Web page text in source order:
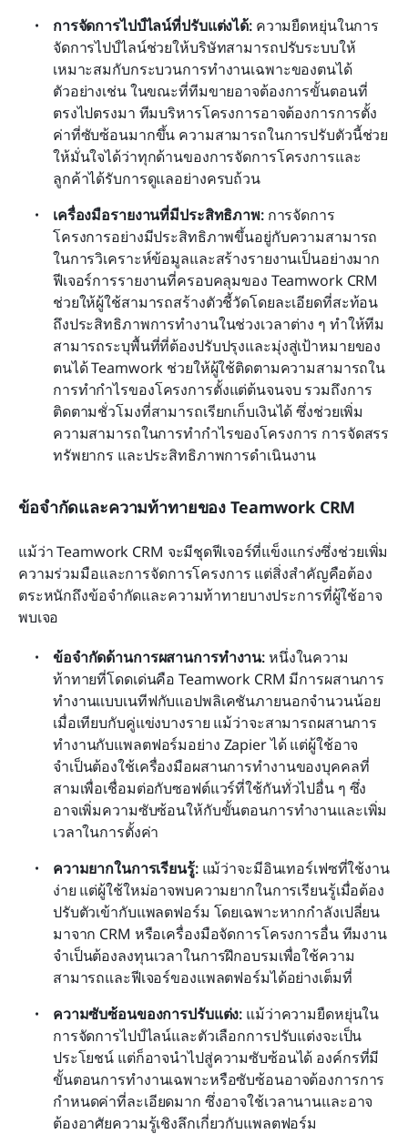
การจัดการไปป์ไลน์ที่ปรับแต่งได้: ความยืดหยุ่นในการ
จัดการไปป์ไลน์ช่วยให้บริษัทสามารถปรับระบบให้
เหมาะสมกับกระบวนการทำงานเฉพาะของตนได้
ตัวอย่างเช่น ในขณะที่ทีมขายอาจต้องการขั้นตอนที่
ตรงไปตรงมา ทีมบริหารโครงการอาจต้องการการตั้ง
ค่าที่ซับซ้อนมากขึ้น ความสามารถในการปรับตัวนี้ช่วย
ให้มั่นใจได้ว่าทุกด้านของการจัดการโครงการและ
ลูกค้าได้รับการดูแลอย่างครบถ้วน
เครื่องมือรายงานที่มีประสิทธิภาพ: การจัดการ
โครงการอย่างมีประสิทธิภาพขึ้นอยู่กับความสามารถ
ในการวิเคราะห์ข้อมูลและสร้างรายงานเป็นอย่างมาก
ฟีเจอร์การรายงานที่ครอบคลุมของ Teamwork CRM
ช่วยให้ผู้ใช้สามารถสร้างตัวชี้วัดโดยละเอียดที่สะท้อน
ถึงประสิทธิภาพการทำงานในช่วงเวลาต่าง ๆ ทำให้ทีม
สามารถระบุพื้นที่ที่ต้องปรับปรุงและมุ่งสู่เป้าหมายของ
ตนได้ Teamwork ช่วยให้ผู้ใช้ติดตามความสามารถใน
การทำกำไรของโครงการตั้งแต่ต้นจนจบ รวมถึงการ
ติดตามชั่วโมงที่สามารถเรียกเก็บเงินได้ ซึ่งช่วยเพิ่ม
ความสามารถในการทำกำไรของโครงการ การจัดสรร
ทรัพยากร และประสิทธิภาพการดำเนินงาน
ข้อจำกัดและความท้าทายของ Teamwork CRM
แม้ว่า Teamwork CRM จะมีชุดฟีเจอร์ที่แข็งแกร่งซึ่งช่วยเพิ่ม
ความร่วมมือและการจัดการโครงการ แต่สิ่งสำคัญคือต้อง
ตระหนักถึงข้อจำกัดและความท้าทายบางประการที่ผู้ใช้อาจ
พบเจอ
ข้อจำกัดด้านการผสานการทำงาน: หนึ่งในความ
ท้าทายที่โดดเด่นคือ Teamwork CRM มีการผสานการ
ทำงานแบบเนทีฟกับแอปพลิเคชันภายนอกจำนวนน้อย
เมื่อเทียบกับคู่แข่งบางราย แม้ว่าจะสามารถผสานการ
ทำงานกับแพลตฟอร์มอย่าง Zapier ได้ แต่ผู้ใช้อาจ
จำเป็นต้องใช้เครื่องมือผสานการทำงานของบุคคลที่
สามเพื่อเชื่อมต่อกับซอฟต์แวร์ที่ใช้กันทั่วไปอื่น ๆ ซึ่ง
อาจเพิ่มความซับซ้อนให้กับขั้นตอนการทำงานและเพิ่ม
เวลาในการตั้งค่า
ความยากในการเรียนรู้: แม้ว่าจะมีอินเทอร์เฟซที่ใช้งาน
ง่าย แต่ผู้ใช้ใหม่อาจพบความยากในการเรียนรู้เมื่อต้อง
ปรับตัวเข้ากับแพลตฟอร์ม โดยเฉพาะหากกำลังเปลี่ยน
มาจาก CRM หรือเครื่องมือจัดการโครงการอื่น ทีมงาน
จำเป็นต้องลงทุนเวลาในการฝึกอบรมเพื่อใช้ความ
สามารถและฟีเจอร์ของแพลตฟอร์มได้อย่างเต็มที่
ความซับซ้อนของการปรับแต่ง: แม้ว่าความยืดหยุ่นใน
การจัดการไปป์ไลน์และตัวเลือกการปรับแต่งจะเป็น
ประโยชน์ แต่ก็อาจนำไปสู่ความซับซ้อนได้ องค์กรที่มี
ขั้นตอนการทำงานเฉพาะหรือซับซ้อนอาจต้องการการ
กำหนดค่าที่ละเอียดมาก ซึ่งอาจใช้เวลานานและอาจ
ต้องอาศัยความรู้เชิงลึกเกี่ยวกับแพลตฟอร์ม